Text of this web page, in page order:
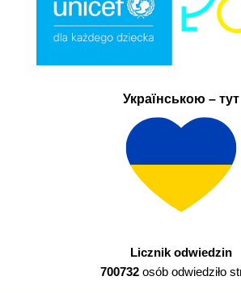
Українською – тут
Licznik odwiedzin
700732osób odwiedziło